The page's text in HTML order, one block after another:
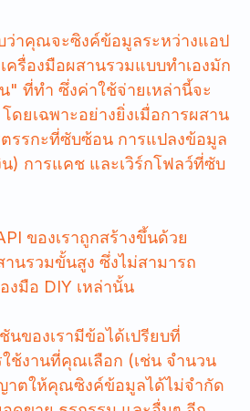
าคุณจะซิงค์ข้อมูลระหว่างแอป
รื่องมือผสานรวมแบบทำเองมัก
" ที่ทำ ซึ่งค่าใช้จ่ายเหล่านี้จะ
ดยเฉพาะอย่างยิ่งเมื่อการผสาน
รรกะที่ซับซ้อน การแปลงข้อมูล
น) การแคช และเวิร์กโฟลว์ที่ซับ
ของเราถูกสร้างขึ้นด้วย
นรวมขั้นสูง ซึ่งไม่สามารถ
งมือ DIY เหล่านั้น
นของเรามีข้อได้เปรียบที่
ช้งานที่คุณเลือก (เช่น จำนวน
าตให้คุณซิงค์ข้อมูลได้ไม่จำกัด